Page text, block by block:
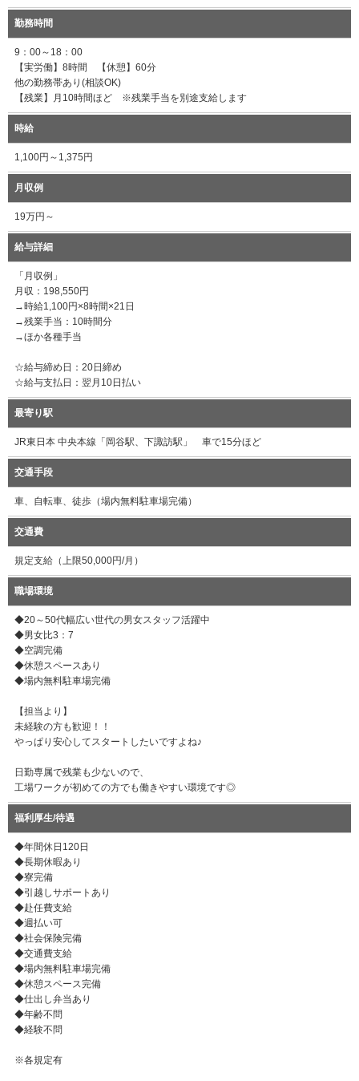
勤務時間
9：00～18：00
【実労働】8時間 【休憩】60分
他の勤務帯あり(相談OK)
【残業】月10時間ほど ※残業手当を別途支給します
時給
1,100円～1,375円
月収例
19万円～
給与詳細
「月収例」
月収：198,550円
→時給1,100円×8時間×21日
→残業手当：10時間分
→ほか各種手当
☆給与締め日：20日締め
☆給与支払日：翌月10日払い
最寄り駅
JR東日本 中央本線「岡谷駅、下諏訪駅」 車で15分ほど
交通手段
車、自転車、徒歩（場内無料駐車場完備）
交通費
規定支給（上限50,000円/月）
職場環境
◆20～50代幅広い世代の男女スタッフ活躍中
◆男女比3：7
◆空調完備
◆休憩スペースあり
◆場内無料駐車場完備
【担当より】
未経験の方も歓迎！！
やっぱり安心してスタートしたいですよね♪
日勤専属で残業も少ないので、
工場ワークが初めての方でも働きやすい環境です◎
福利厚生/待遇
◆年間休日120日
◆長期休暇あり
◆寮完備
◆引越しサポートあり
◆赴任費支給
◆週払い可
◆社会保険完備
◆交通費支給
◆場内無料駐車場完備
◆休憩スペース完備
◆仕出し弁当あり
◆年齢不問
◆経験不問
※各規定有